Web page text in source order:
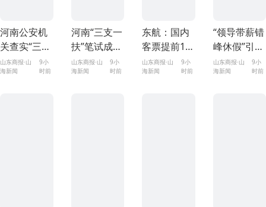
河南公安机
关查实“三支
一扶”招募笔
试存在组织
山东商报·山
海新闻
9小
时前
河南“三支一
扶”笔试成绩
作废 将重新
组织笔试
山东商报·山
海新闻
9小
时前
东航：国内
客票提前14
天免费退改
山东商报·山
海新闻
9小
时前
“领导带薪错
峰休假”引热
议，河南回
应撤回原因
山东商报·山
海新闻
9小
时前